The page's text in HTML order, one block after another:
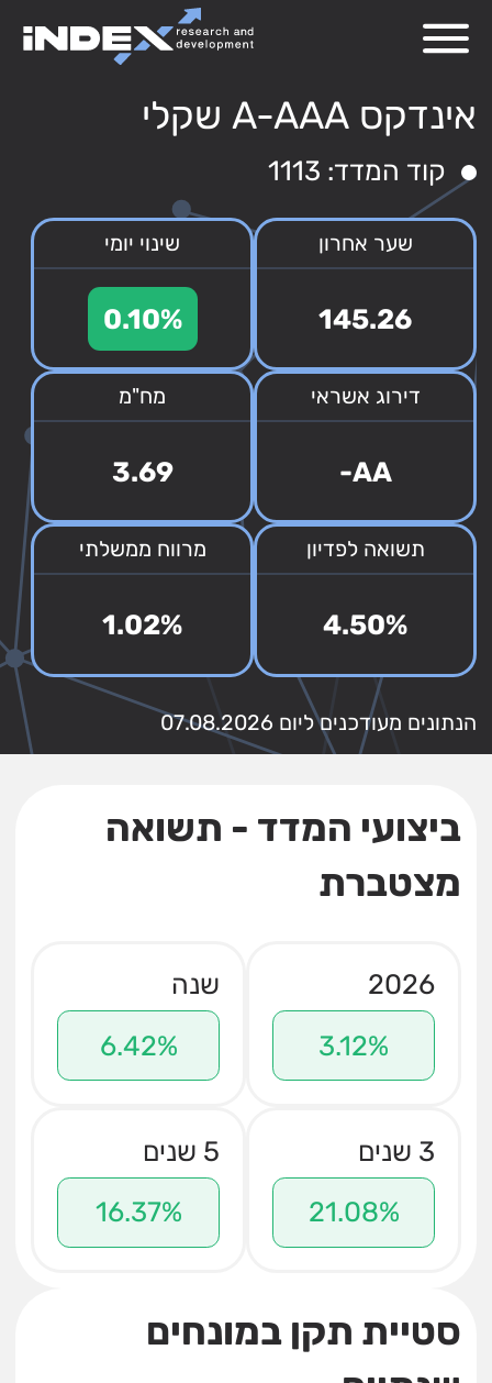
אינדקס A-AAA שקלי
קוד המדד: 1113
שער אחרון
145.26
שינוי יומי
0.10%
דירוג אשראי
AA-
מח"מ
3.69
תשואה לפדיון
4.50%
מרווח ממשלתי
1.02%
הנתונים מעודכנים ליום 07.08.2026
ביצועי המדד - תשואה
מצטברת
2026
3.12%
שנה
6.42%
3 שנים
21.08%
5 שנים
16.37%
סטיית תקן במונחים